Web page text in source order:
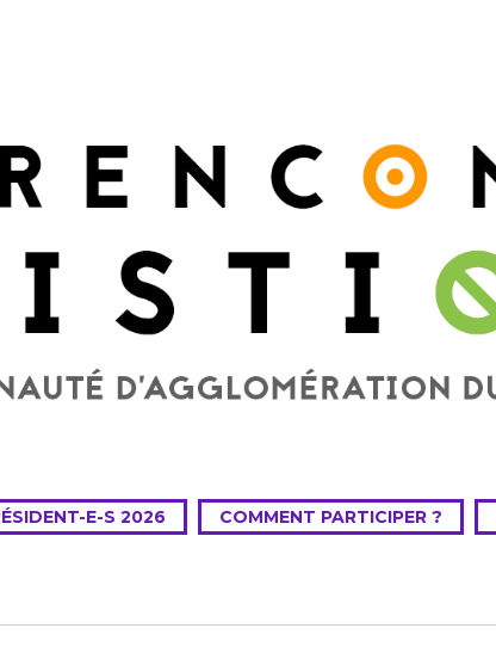
E-S 2026 COMMENT PARTICIPER ?